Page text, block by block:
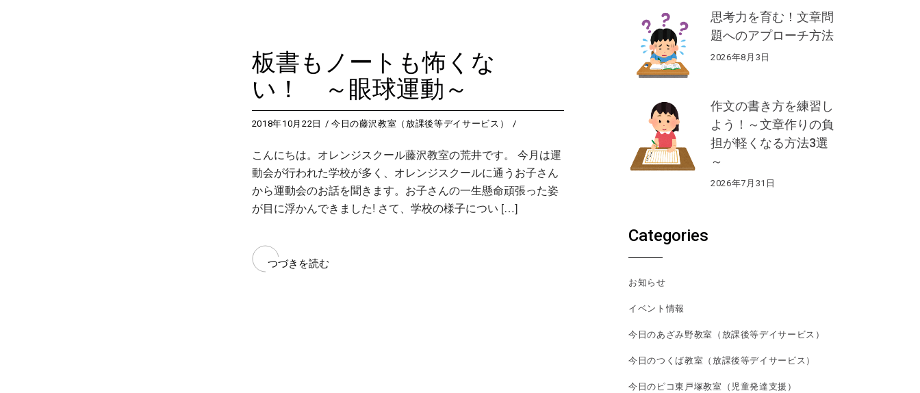
板書もノートも怖くな
い！ ～眼球運動～
2018年10月22日 今日の藤沢教室（放課後等デイサービス）
こんにちは。オレンジスクール藤沢教室の荒井です。 今月は運
動会が行われた学校が多く、オレンジスクールに通うお子さん
から運動会のお話を聞きます。お子さんの一生懸命頑張った姿
が目に浮かんできました! さて、学校の様子につい […]
つづきを読む
思考力を育む！文章問
題へのアプローチ方法
2026年8月3日
作文の書き方を練習し
よう！～文章作りの負
担が軽くなる方法3選
～
2026年7月31日
Categories
お知らせ
イベント情報
今日のあざみ野教室（放課後等デイサービス）
今日のつくば教室（放課後等デイサービス）
今日のピコ東戸塚教室（児童発達支援）